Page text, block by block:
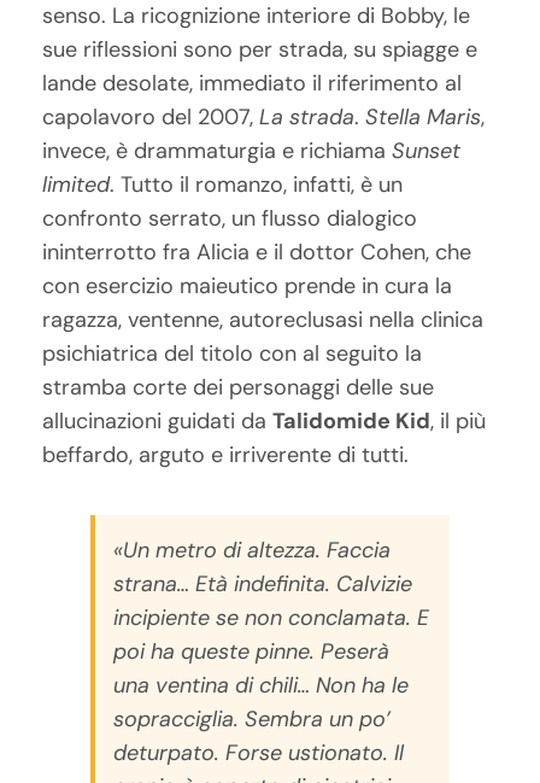
senso. La ricognizione interiore di Bobby, le
sue riflessioni sono per strada, su spiagge e
lande desolate, immediato il riferimento al
capolavoro del 2007,La strada.Stella Maris,
invece, è drammaturgia e richiamaSunset
limited. Tutto il romanzo, infatti, è un
confronto serrato, un flusso dialogico
ininterrotto fra Alicia e il dottor Cohen, che
con esercizio maieutico prende in cura la
ragazza, ventenne, autoreclusasi nella clinica
psichiatrica del titolo con al seguito la
stramba corte dei personaggi delle sue
allucinazioni guidati daTalidomide Kid, il più
beffardo, arguto e irriverente di tutti.
«Un metro di altezza. Faccia
strana… Età indefinita. Calvizie
incipiente se non conclamata. E
poi ha queste pinne. Peserà
una ventina di chili… Non ha le
sopracciglia. Sembra un po’
deturpato. Forse ustionato. Il